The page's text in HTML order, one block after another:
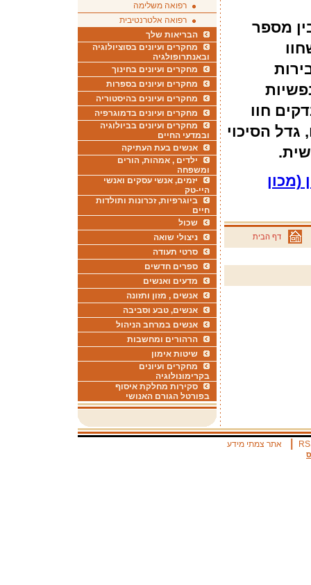
מספר
חוו
גדל הסיכוי
(מכון
דף הבית
רפואה משלימה
רפואה אלטרנטיבית
הבריאות שלך
מחקרים ועיונים בסוציולוגיה
ובאנתרופולגיה
מחקרים ועיונים בחינוך
מחקרים ועיונים בספרות
מחקרים ועיונים בהיסטוריה
מחקרים ועיונים בדמוגרפיה
מחקרים ועיונים בביולוגיה
ובמדעי החיים
אנשים בעת העתיקה
ילדים , אמהות, הורים
ומשפחה
יזמים, אנשי עסקים ואנשי
היי-טק
ביוגרפיות, זכרונות ותולדות
חיים
שכול
ניצולי שואה
סרטי תעודה
ספרים חדשים
מדעים ואנשים
אנשים , מזון ותזונה
אנשים, טבע וסביבה
אנשים במרחב הניהול
הרהורים ומחשבות
שיטות אימון
מחקרים ועיונים
בקרימונולוגיה
סקירות מחלקת איסוף
בפורטל הגורם האנושי
אתר צמתי מידע